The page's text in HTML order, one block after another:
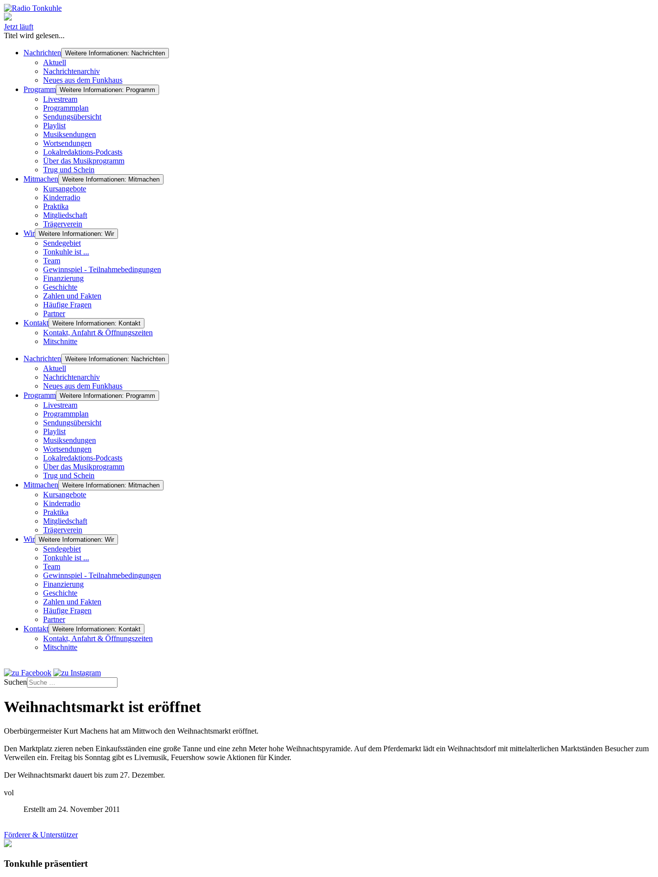
Jetzt läuft
Titel wird gelesen...
Nachrichten Weitere Informationen: Nachrichten
Aktuell
Nachrichtenarchiv
Neues aus dem Funkhaus
Programm Weitere Informationen: Programm
Livestream
Programmplan
Sendungsübersicht
Playlist
Musiksendungen
Wortsendungen
Lokalredaktions-Podcasts
Über das Musikprogramm
Trug und Schein
Mitmachen Weitere Informationen: Mitmachen
Kursangebote
Kinderradio
Praktika
Mitgliedschaft
Trägerverein
Wir Weitere Informationen: Wir
Sendegebiet
Tonkuhle ist ...
Team
Gewinnspiel - Teilnahmebedingungen
Finanzierung
Geschichte
Zahlen und Fakten
Häufige Fragen
Partner
Kontakt Weitere Informationen: Kontakt
Kontakt, Anfahrt & Öffnungszeiten
Mitschnitte
Nachrichten Weitere Informationen: Nachrichten
Aktuell
Nachrichtenarchiv
Neues aus dem Funkhaus
Programm Weitere Informationen: Programm
Livestream
Programmplan
Sendungsübersicht
Playlist
Musiksendungen
Wortsendungen
Lokalredaktions-Podcasts
Über das Musikprogramm
Trug und Schein
Mitmachen Weitere Informationen: Mitmachen
Kursangebote
Kinderradio
Praktika
Mitgliedschaft
Trägerverein
Wir Weitere Informationen: Wir
Sendegebiet
Tonkuhle ist ...
Team
Gewinnspiel - Teilnahmebedingungen
Finanzierung
Geschichte
Zahlen und Fakten
Häufige Fragen
Partner
Kontakt Weitere Informationen: Kontakt
Kontakt, Anfahrt & Öffnungszeiten
Mitschnitte
Suchen
Weihnachtsmarkt ist eröffnet
Oberbürgermeister Kurt Machens hat am Mittwoch den Weihnachtsmarkt eröffnet.
Den Marktplatz zieren neben Einkaufsständen eine große Tanne und eine zehn Meter hohe Weihnachtspyramide. Auf dem Pferdemarkt lädt ein Weihnachtsdorf mit mittelalterlichen Marktständen Besucher zum
Verweilen ein. Freitag bis Sonntag gibt es Livemusik, Feuershow sowie Aktionen für Kinder.
Der Weihnachtsmarkt dauert bis zum 27. Dezember.
vol
Erstellt am 24. November 2011
Förderer & Unterstützer
Tonkuhle präsentiert